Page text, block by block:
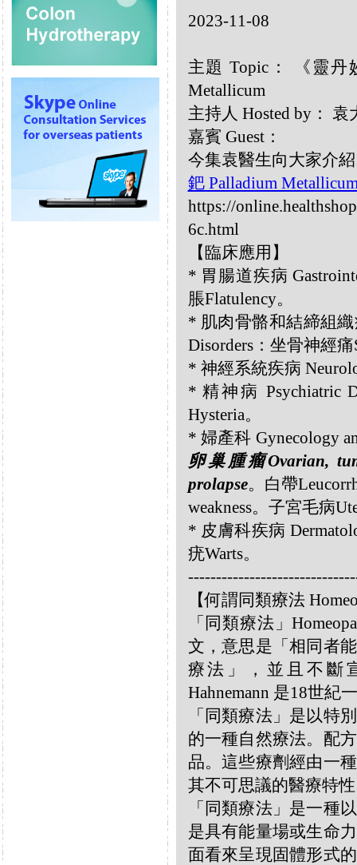
2023-11-08
主題 Topic： 《靈丹
Metallicum
主持人 Hosted by：
嘉賓 Guest：
今集袁醫生向大家介
鈀 Palladium
https://
6c.html
【臨床應用】
* 胃腸道疾病
脹Flatulency。
* 肌肉骨骼和結締組織
Disorders：坐骨神經痛
* 神經系統疾病
* 精神病 Psychiatric
Hysteria。
* 婦產科 Gynecology
卵巢腫瘤Ovarian,
prolapse。白帶
weakness。子宮毛病
* 皮膚科疾病
疣Warts。
【何謂同類療法
「同類療法」
文，意思是「相同者
療法」，並且不斷
Hahnemann 是18世紀
「同類療法」是以特
的一種自然療法。配
品。這些療劑經由一
其不可思議的醫療特
「同類療法」是一種
是具有能量場或生命
面看來呈現固體形式